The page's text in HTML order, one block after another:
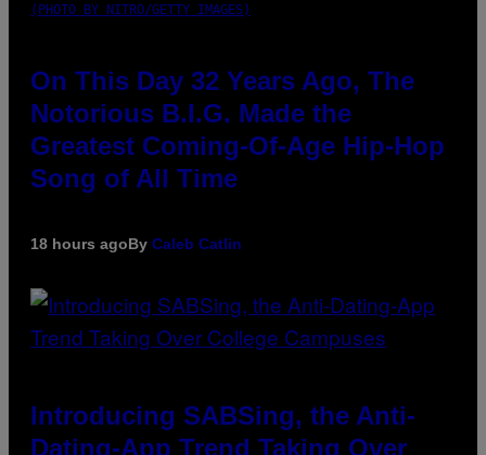
(PHOTO BY NITRO/GETTY IMAGES)
On This Day 32 Years Ago, The
Notorious B.I.G. Made the
Greatest Coming-Of-Age Hip-Hop
Song of All Time
18 hours agoBy Caleb Catlin
Introducing SABSing, the Anti-
Dating-App Trend Taking Over